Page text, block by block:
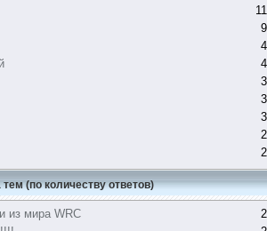
(по количеству ответов)
из мира WRC